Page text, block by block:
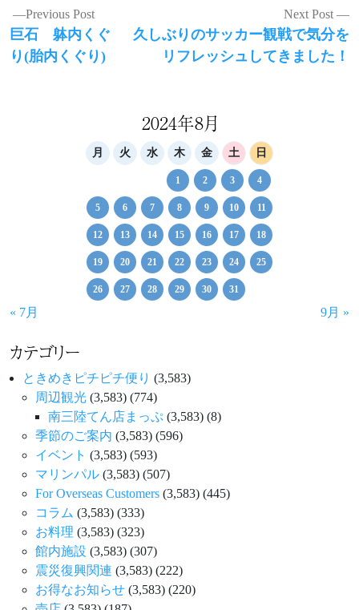
投
稿
ナ
Previous Post
Previous
post:
巨石 躰内くぐ
り(胎内くぐり)
Next Post
Next
久しぶりのサッカー観戦で気分を
リフレッシュしてきました！
2024年8月
月 火 水 木 金 土 日
1 2 3 4
5 6 7 8 9 10 11
12 13 14 15 16 17 18
19 20 21 22 23 24 25
26 27 28 29 30 31
« 7月 9月 »
カテゴリー
ときめきピチピチ便り (3,583)
周辺観光 (3,583) (774)
南三陸てん店まっぷ (3,583) (8)
季節のご案内 (3,583) (596)
イベント (3,583) (593)
マリンパル (3,583) (507)
For Overseas Customers (3,583) (445)
コラム (3,583) (333)
お料理 (3,583) (323)
館内施設 (3,583) (307)
震災復興関連 (3,583) (222)
お得なお知らせ (3,583) (220)